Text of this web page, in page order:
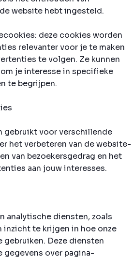
website hebt ingesteld.
deze cookies worden
relevanter voor je te maken
te volgen. Ze kunnen
je interesse in specifieke
te begrijpen.
gebruikt voor verschillende
het verbeteren van de website-
van bezoekersgedrag en het
aan jouw interesses.
analytische diensten, zoals
inzicht te krijgen in hoe onze
gebruiken. Deze diensten
gegevens over pagina-